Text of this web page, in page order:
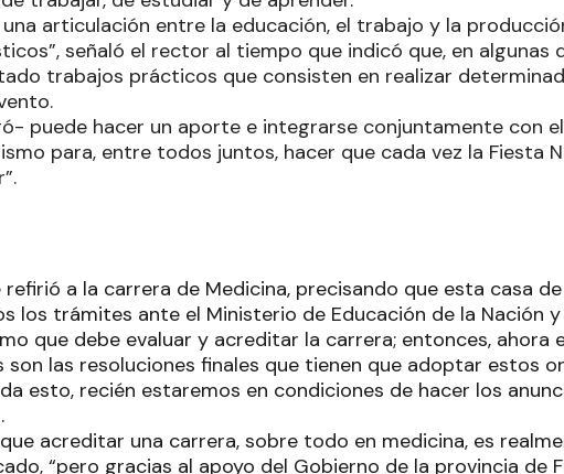
articulación entre la educación, el trabajo y la
señaló el rector al tiempo que indicó que, en algunas
trabajos prácticos que consisten en realizar
puede hacer un aporte e integrarse conjuntamente con
para, entre todos juntos, hacer que cada vez la Fiesta
a la carrera de Medicina, precisando que esta casa
los trámites ante el Ministerio de Educación de la Nación
que debe evaluar y acreditar la carrera; entonces, ahora
son las resoluciones finales que tienen que adoptar estos
esto, recién estaremos en condiciones de hacer los
acreditar una carrera, sobre todo en medicina, es
“pero gracias al apoyo del Gobierno de la provincia de